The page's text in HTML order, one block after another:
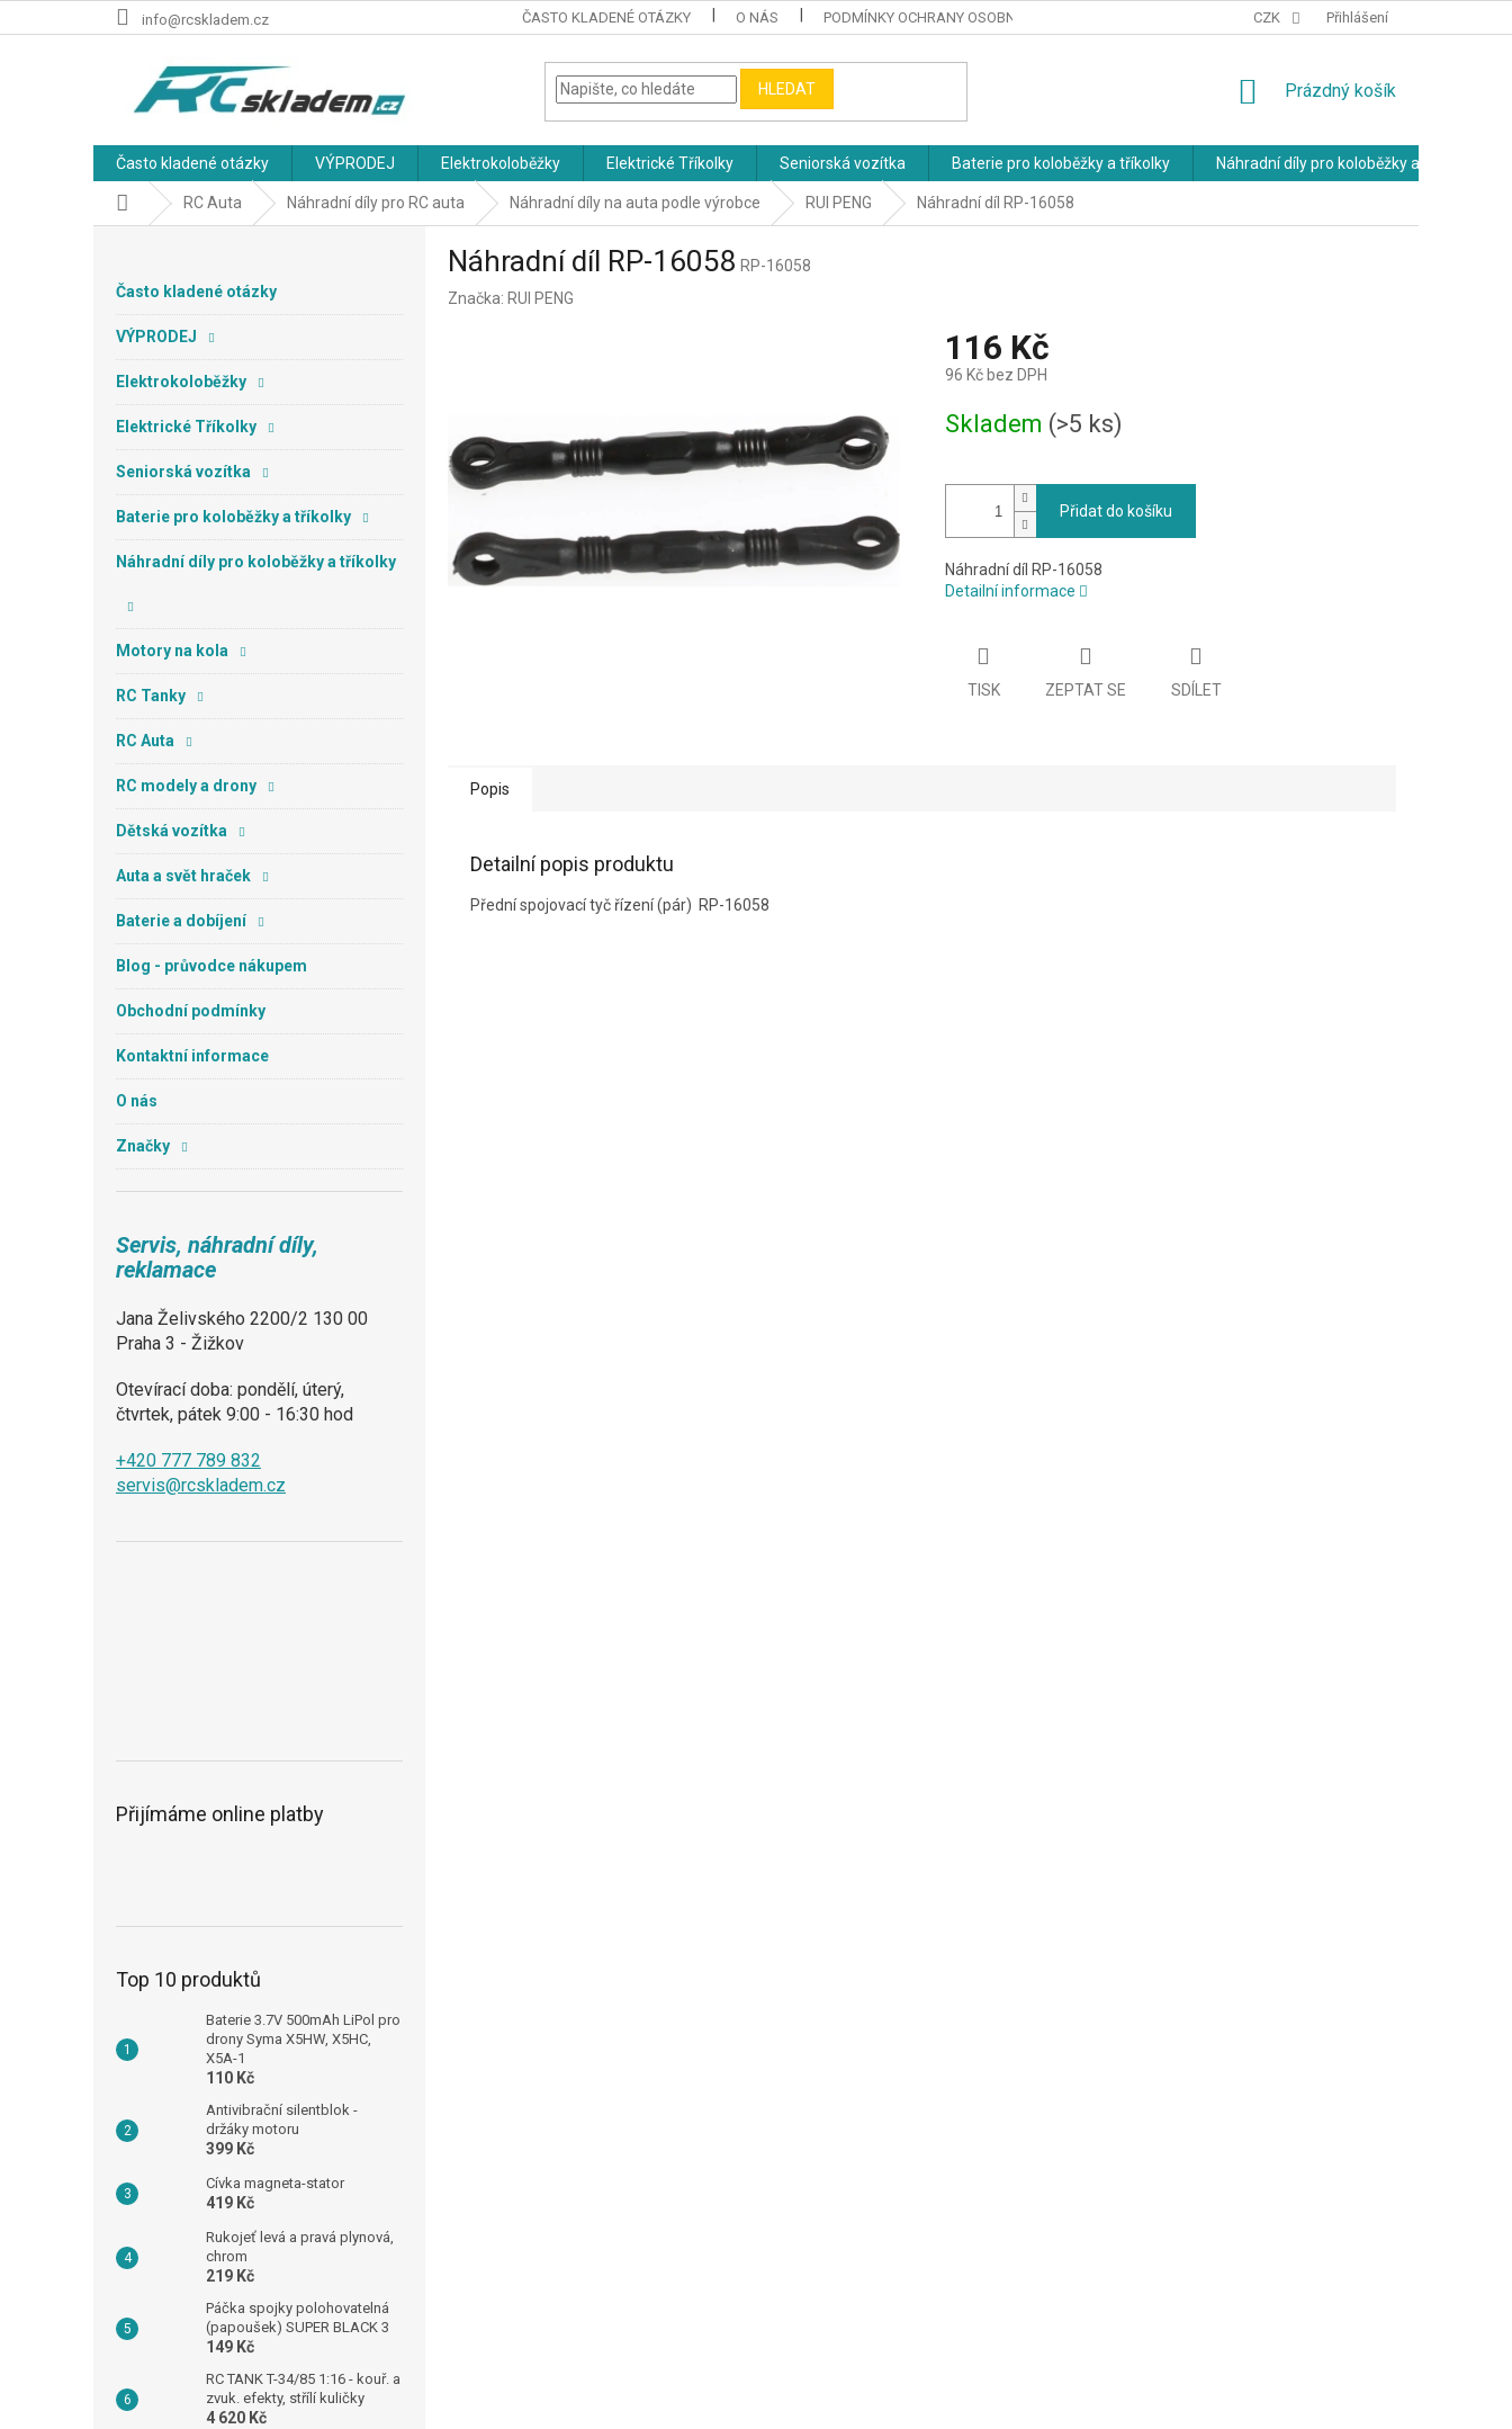
na
info@rcskladem.cz ČASTO KLADENÉ OTÁZKY O NÁS PODMÍNKY OCHRANY OSOBNÍCH ÚDAJŮ OBCHODNÍ PODMÍNKY
CZK Přihlášení
HLEDAT
NÁKUPNÍ
Prázdný košík
Často kladené otázky VÝPRODEJ Elektrokoloběžky Elektrické Tříkolky Seniorská vozítka Baterie pro koloběžky a tříkolky Náhradní díly pro koloběžky a tříkolky
Domů RC Auta Náhradní díly pro RC auta Náhradní díly na auta podle výrobce RUI PENG Náhradní díl RP-16058
Často kladené otázky
VÝPRODEJ
Elektrokoloběžky
Elektrické Tříkolky
Seniorská vozítka
Baterie pro koloběžky a tříkolky
Náhradní díly pro koloběžky a tříkolky
Motory na kola
RC Tanky
RC Auta
RC modely a drony
Dětská vozítka
Auta a svět hraček
Baterie a dobíjení
Blog - průvodce nákupem
Obchodní podmínky
Kontaktní informace
O nás
Značky
Servis, náhradní díly,
reklamace
Jana Želivského 2200/2 130 00
Praha 3 - Žižkov
Otevírací doba: pondělí, úterý,
čtvrtek, pátek 9:00 - 16:30 hod
+420 777 789 832
servis@rcskladem.cz
Přijímáme online platby
Top 10 produktů
Baterie 3.7V 500mAh LiPol pro
drony Syma X5HW, X5HC,
X5A-1
110 Kč
Antivibrační silentblok -
držáky motoru
399 Kč
Cívka magneta-stator
419 Kč
Rukojeť levá a pravá plynová,
chrom
219 Kč
Páčka spojky polohovatelná
(papoušek) SUPER BLACK 3
149 Kč
RC TANK T-34/85 1:16 - kouř. a
zvuk. efekty, střílí kuličky
4 620 Kč
Náhradní díl RP-16058 RP-16058
Značka: RUI PENG
116 Kč
96 Kč bez DPH
cena:
Skladem (>5 ks)
Přidat do košíku
Náhradní díl RP-16058
Detailní informace
TISK ZEPTAT SE SDÍLET
Popis
Detailní popis produktu
Přední spojovací tyč řízení (pár) RP-16058